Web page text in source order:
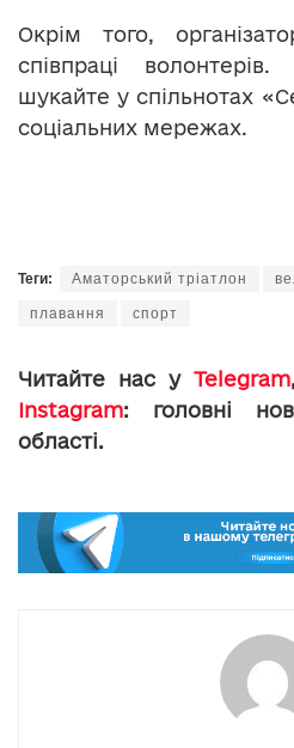
Окрім того,
співпраці
шукайте у спільнотах
соціальних мережах.
Теги: Аматорський тріатлон
плавання спорт
Читайте нас у Telegram
Instagram: головні
області.